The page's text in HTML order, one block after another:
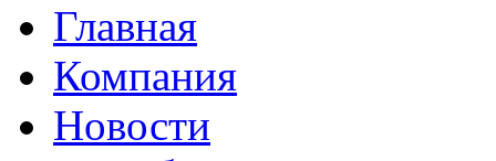
Главная
Компания
Новости